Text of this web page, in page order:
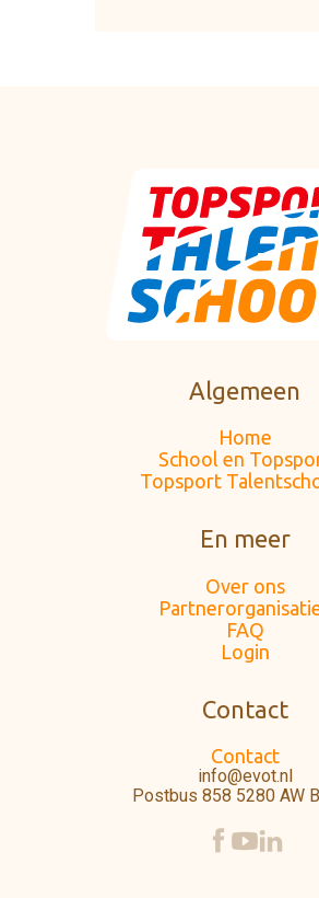
Algemeen
Home
School en
Topsport
En meer
Over ons
FAQ
Login
Contact
Contact
info@evot.nl
Postbus 858 5280 AW